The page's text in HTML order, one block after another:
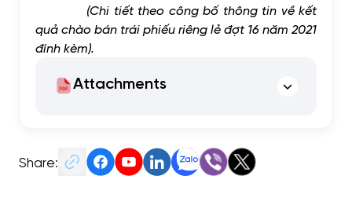
(Chi tiết theo công bố thông tin về kết
quả chào bán trái phiếu riêng lẻ đợt 16 năm 2021
đính kèm).
Attachments
Share: